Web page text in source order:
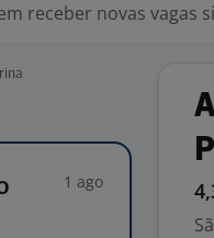
receber novas vagas
1 ago